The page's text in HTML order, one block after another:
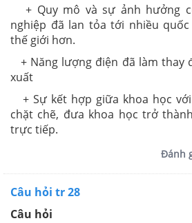
+ Quy mô và sự ảnh hưởng
nghiệp đã lan tỏa tới nhiều
thế giới hơn.
+ Năng lượng điện đã làm thay
xuất
+ Sự kết hợp giữa khoa học
chặt chẽ, đưa khoa học trở
trực tiếp.
Đánh
Câu hỏi tr 28
Câu hỏi